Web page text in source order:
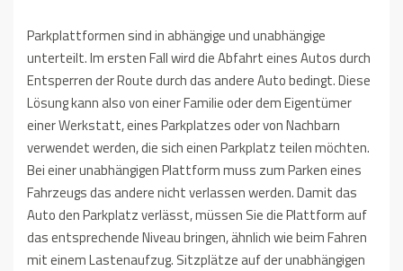
Parkplattformen sind in abhängige und unabhängige
unterteilt. Im ersten Fall wird die Abfahrt eines Autos durch
Entsperren der Route durch das andere Auto bedingt. Diese
Lösung kann also von einer Familie oder dem Eigentümer
einer Werkstatt, eines Parkplatzes oder von Nachbarn
verwendet werden, die sich einen Parkplatz teilen möchten.
Bei einer unabhängigen Plattform muss zum Parken eines
Fahrzeugs das andere nicht verlassen werden. Damit das
Auto den Parkplatz verlässt, müssen Sie die Plattform auf
das entsprechende Niveau bringen, ähnlich wie beim Fahren
mit einem Lastenaufzug. Sitzplätze auf der unabhängigen